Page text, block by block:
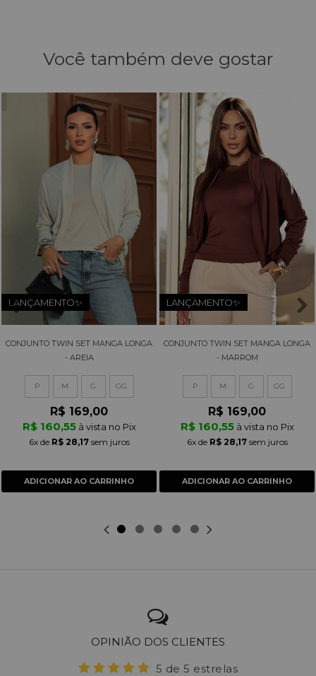
Você também deve gostar
LANÇAMENTO✨
CONJUNTO TWIN SET MANGA LONGA
- AREIA
P M G GG
R$ 169,00
R$ 160,55 à vista no Pix
6xde R$ 28,17sem juros
ADICIONAR AO CARRINHO
LANÇAMENTO✨
CONJUNTO TWIN SET MANGA LONGA
- MARROM
P M G GG
R$ 169,00
R$ 160,55 à vista no Pix
6xde R$ 28,17sem juros
ADICIONAR AO CARRINHO
OPINIÃO DOS CLIENTES
5 de 5 estrelas